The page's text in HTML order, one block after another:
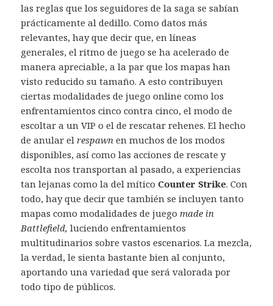
las reglas que los seguidores de la saga se sabían
prácticamente al dedillo. Como datos más
relevantes, hay que decir que, en líneas
generales, el ritmo de juego se ha acelerado de
manera apreciable, a la par que los mapas han
visto reducido su tamaño. A esto contribuyen
ciertas modalidades de juego online como los
enfrentamientos cinco contra cinco, el modo de
escoltar a un VIP o el de rescatar rehenes. El hecho
de anular elrespawn en muchos de los modos
disponibles, así como las acciones de rescate y
escolta nos transportan al pasado, a experiencias
tan lejanas como la del mítico Counter Strike. Con
todo, hay que decir que también se incluyen tanto
mapas como modalidades de juegomade in
Battlefield,luciendo enfrentamientos
multitudinarios sobre vastos escenarios. La mezcla,
la verdad, le sienta bastante bien al conjunto,
aportando una variedad que será valorada por
todo tipo de públicos.